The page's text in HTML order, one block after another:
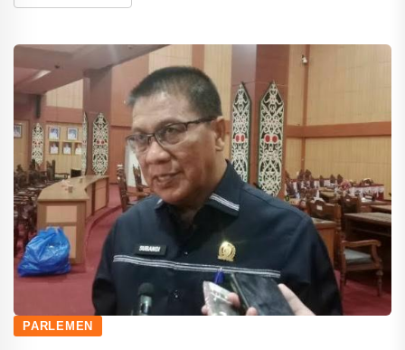
PARLEMEN